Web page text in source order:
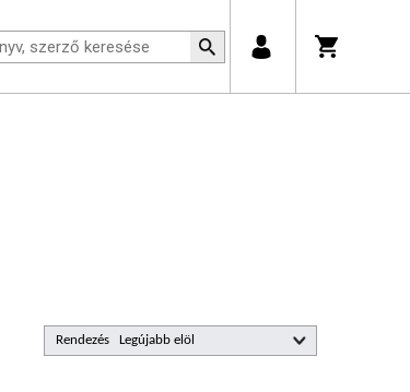
Rendezés